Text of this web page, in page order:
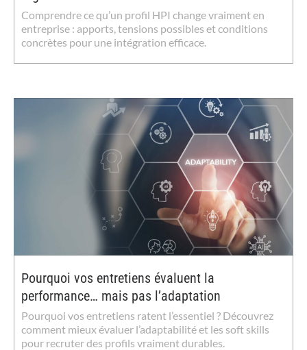
Comprendre ce qu’un profil HPI change vraiment en
entreprise : apports, tensions possibles et conditions
concrètes pour une intégration efficace.
Pourquoi vos entretiens évaluent la
performance… mais pas l’adaptation
Pourquoi vos entretiens ratent l’essentiel ? Découvrez
comment mieux évaluer l’adaptabilité et les soft skills
pour recruter des profils vraiment durables.